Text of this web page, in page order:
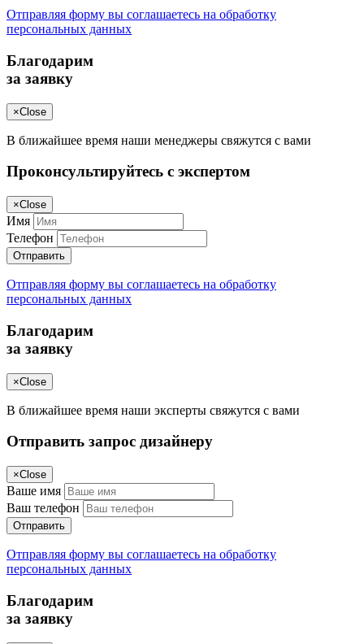
Отправляя форму вы соглашаетесь на обработку
персональных данных
Благодарим
за заявку
×Close
В ближайшее время наши менеджеры свяжутся с вами
Проконсультируйтесь с экспертом
×Close
Имя
Телефон
Отправить
Отправляя форму вы соглашаетесь на обработку
персональных данных
Благодарим
за заявку
×Close
В ближайшее время наши эксперты свяжутся с вами
Отправить запрос дизайнеру
×Close
Ваше имя
Ваш телефон
Отправить
Отправляя форму вы соглашаетесь на обработку
персональных данных
Благодарим
за заявку